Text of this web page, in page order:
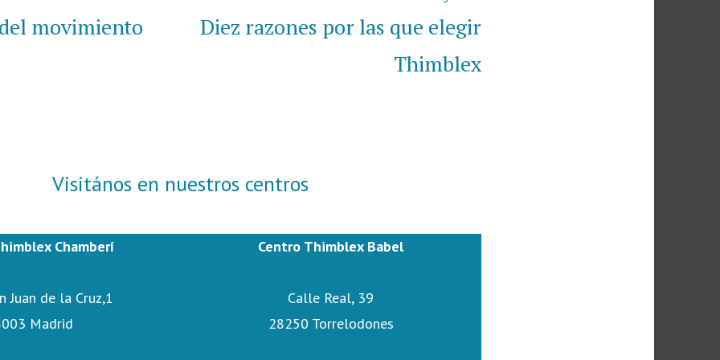
movimiento
Diez razones por las que elegir
Thimblex
Visitános en nuestros centros
Chamberí
Juan de la Cruz,1
Madrid
Centro Thimblex Babel
Calle Real, 39
28250 Torrelodones